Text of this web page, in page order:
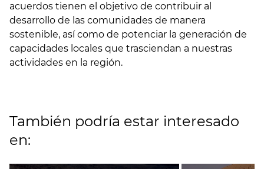
acuerdos tienen el objetivo de contribuir al
desarrollo de las comunidades de manera
sostenible, así como de potenciar la generación de
capacidades locales que trasciendan a nuestras
actividades en la región.
También podría estar interesado
en: